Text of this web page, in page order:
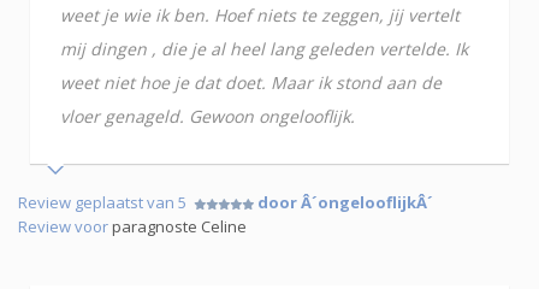
weet je wie ik ben. Hoef niets te zeggen, jij vertelt
mij dingen , die je al heel lang geleden vertelde. Ik
weet niet hoe je dat doet. Maar ik stond aan de
vloer genageld. Gewoon ongelooflijk.
Review geplaatst van 5
door Â´ongelooflijkÂ´
Review voorparagnoste Celine